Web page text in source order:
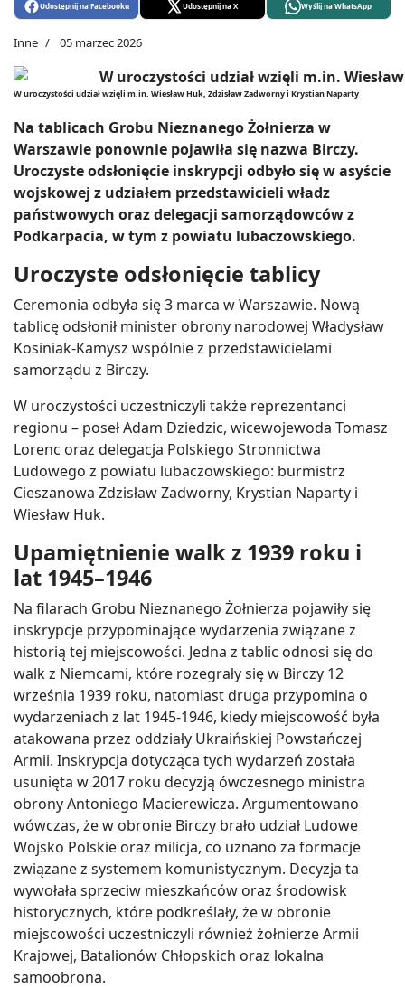
Udostępnij na Facebooku Udostępnij na X Wyślij na WhatsApp
Inne 05 marzec 2026
W uroczystości udział wzięli m.in. Wiesław Huk, Zdzisław Zadworny i Krystian Naparty
Na tablicach Grobu Nieznanego Żołnierza w
Warszawie ponownie pojawiła się nazwa Birczy.
Uroczyste odsłonięcie inskrypcji odbyło się w asyście
wojskowej z udziałem przedstawicieli władz
państwowych oraz delegacji samorządowców z
Podkarpacia, w tym z powiatu lubaczowskiego.
Uroczyste odsłonięcie tablicy
Ceremonia odbyła się 3 marca w Warszawie. Nową
tablicę odsłonił minister obrony narodowej Władysław
Kosiniak-Kamysz wspólnie z przedstawicielami
samorządu z Birczy.
W uroczystości uczestniczyli także reprezentanci
regionu – poseł Adam Dziedzic, wicewojewoda Tomasz
Lorenc oraz delegacja Polskiego Stronnictwa
Ludowego z powiatu lubaczowskiego: burmistrz
Cieszanowa Zdzisław Zadworny, Krystian Naparty i
Wiesław Huk.
Upamiętnienie walk z 1939 roku i
lat 1945–1946
Na filarach Grobu Nieznanego Żołnierza pojawiły się
inskrypcje przypominające wydarzenia związane z
historią tej miejscowości. Jedna z tablic odnosi się do
walk z Niemcami, które rozegrały się w Birczy 12
września 1939 roku, natomiast druga przypomina o
wydarzeniach z lat 1945-1946, kiedy miejscowość była
atakowana przez oddziały Ukraińskiej Powstańczej
Armii. Inskrypcja dotycząca tych wydarzeń została
usunięta w 2017 roku decyzją ówczesnego ministra
obrony Antoniego Macierewicza. Argumentowano
wówczas, że w obronie Birczy brało udział Ludowe
Wojsko Polskie oraz milicja, co uznano za formacje
związane z systemem komunistycznym. Decyzja ta
wywołała sprzeciw mieszkańców oraz środowisk
historycznych, które podkreślały, że w obronie
miejscowości uczestniczyli również żołnierze Armii
Krajowej, Batalionów Chłopskich oraz lokalna
samoobrona.